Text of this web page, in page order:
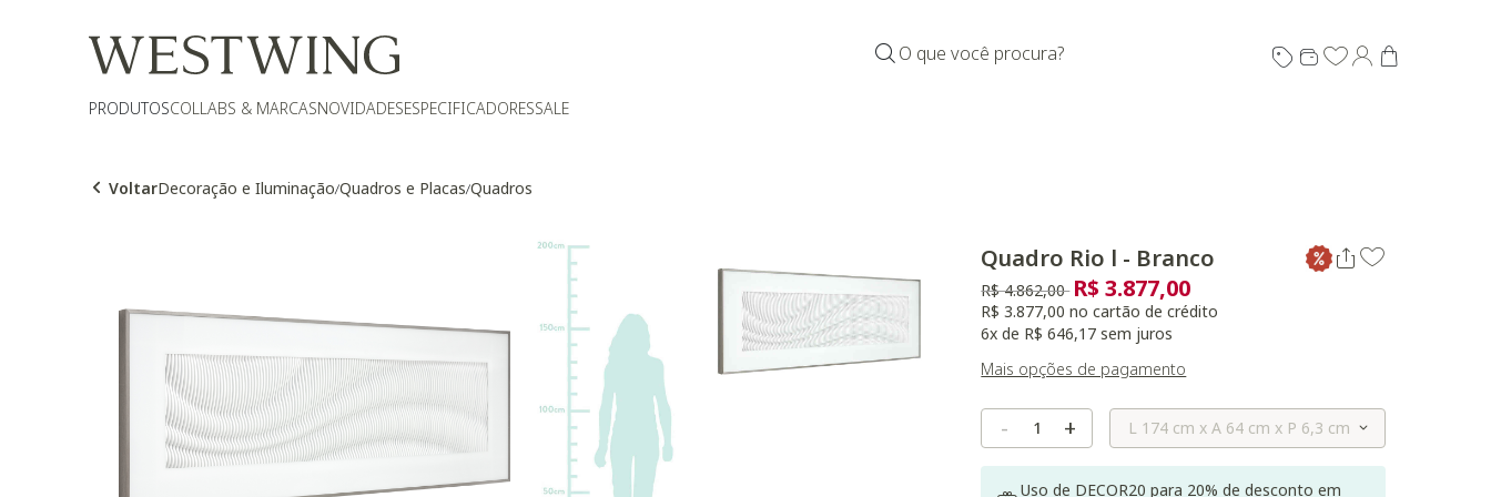
O que você procura?
PRODUTOSCOLLABS & MARCASNOVIDADESESPECIFICADORESSALE
VoltarDecoração e Iluminação/Quadros e Placas/Quadros
Quadro Rio l - Branco
Preço reduzido de
R$ 4.862,00 para
R$ 3.877,00
R$ 3.877,00 no cartão de crédito
6x de R$ 646,17 sem juros
Mais opções de pagamento
- + Selecione o Tamanho
Uso de DECOR20 para 20% de desconto em